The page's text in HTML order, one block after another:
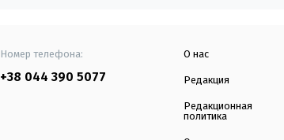
Номер телефона:
+38 044 390 5077
О нас
Редакция
Редакционная
политика